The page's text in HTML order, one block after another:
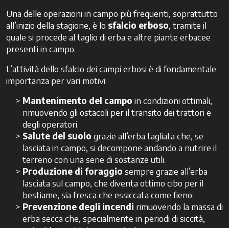
Una delle operazioni in campo più frequenti, soprattutto
all’inizio della stagione, è lo sfalcio erboso, tramite il
quale si procede al taglio di erba e altre piante erbacee
presenti in campo.
L’attività dello sfalcio dei campi erbosi è di fondamentale
importanza per vari motivi:
Mantenimento del campo in condizioni ottimali,
rimuovendo gli ostacoli per il transito dei trattori e
degli operatori.
Salute del suolo grazie all’erba tagliata che, se
lasciata in campo, si decompone andando a nutrire il
terreno con una serie di sostanze utili.
Produzione di foraggio sempre grazie all’erba
lasciata sul campo, che diventa ottimo cibo per il
bestiame, sia fresca che essiccata come fieno.
Prevenzione degli incendi rimuovendo la massa di
erba secca che, specialmente in periodi di siccità,